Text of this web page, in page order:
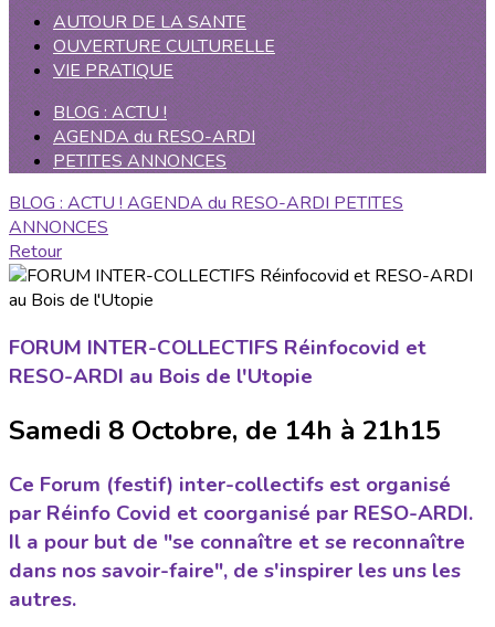
AUTOUR DE LA SANTE
OUVERTURE CULTURELLE
VIE PRATIQUE
BLOG : ACTU !
AGENDA du RESO-ARDI
PETITES ANNONCES
BLOG : ACTU ! AGENDA du RESO-ARDI PETITES
ANNONCES
Retour
FORUM INTER-COLLECTIFS Réinfocovid et
RESO-ARDI au Bois de l'Utopie
Samedi 8 Octobre, de 14h à 21h15
Ce Forum (festif) inter-collectifs est organisé
par Réinfo Covid et coorganisé par RESO-ARDI.
Il a pour but de "se connaître et se reconnaître
dans nos savoir-faire", de s'inspirer les uns les
autres.